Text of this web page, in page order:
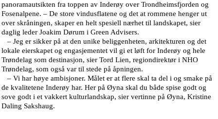
panoramautsikten fra toppen av Inderøy over Trondheimsfjorden og
Fosenalpene. – De store vindusflatene og det at rommene henger ut
over skråningen, skaper en helt spesiell nærhet til landskapet, sier
daglig leder Joakim Dørum i Green Advisers.
– Jeg er sikker på at den unike beliggenheten, arkitekturen og det
lokale eierskapet og engasjementet vil gi et løft for Inderøy og hele
Trøndelag som destinasjon, sier Tord Lien, regiondirektør i NHO
Trøndelag, som også var til stede på åpningen.
– Vi har høye ambisjoner. Målet er at flere skal ta del i og smake på
de kvalitetene Inderøy har. Her på Øyna skal du både spise godt og
sove godt i et vakkert kulturlandskap, sier vertinne på Øyna, Kristine
Daling Sakshaug.